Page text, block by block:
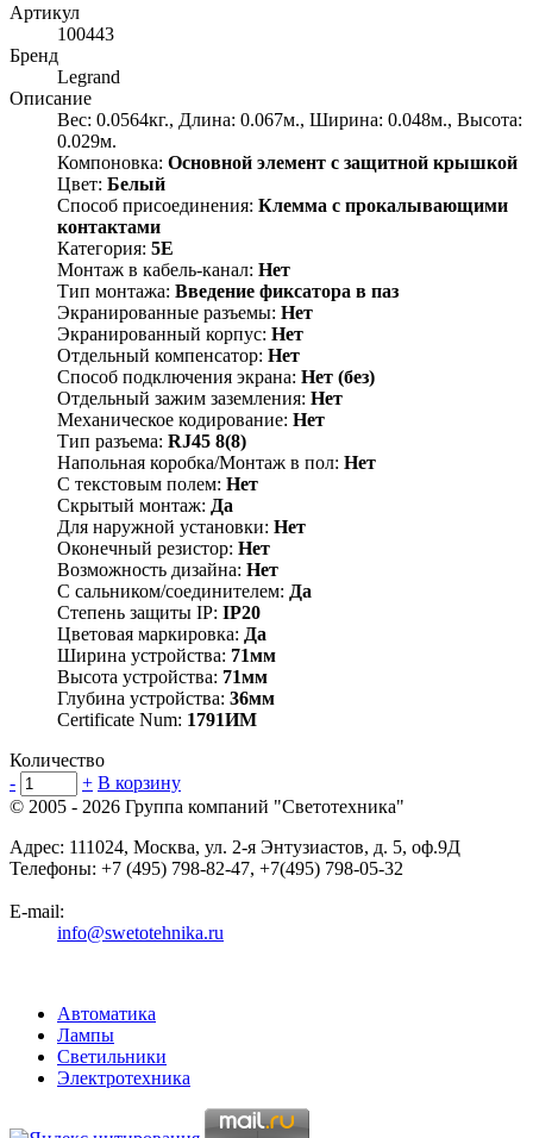
Артикул
100443
Бренд
Legrand
Описание
Вес: 0.0564кг., Длина: 0.067м., Ширина: 0.048м., Высота:
0.029м.
Компоновка: Основной элемент с защитной крышкой
Цвет: Белый
Способ присоединения: Клемма с прокалывающими
контактами
Категория: 5E
Монтаж в кабель-канал: Нет
Тип монтажа: Введение фиксатора в паз
Экранированные разъемы: Нет
Экранированный корпус: Нет
Отдельный компенсатор: Нет
Способ подключения экрана: Нет (без)
Отдельный зажим заземления: Нет
Механическое кодирование: Нет
Тип разъема: RJ45 8(8)
Напольная коробка/Монтаж в пол: Нет
С текстовым полем: Нет
Скрытый монтаж: Да
Для наружной установки: Нет
Оконечный резистор: Нет
Возможность дизайна: Нет
С сальником/соединителем: Да
Степень защиты IP: IP20
Цветовая маркировка: Да
Ширина устройства: 71мм
Высота устройства: 71мм
Глубина устройства: 36мм
Certificate Num: 1791ИМ
Количество
-
+ В корзину
© 2005 - 2026 Группа компаний "Светотехника"
Адрес: 111024, Москва, ул. 2-я Энтузиастов, д. 5, оф.9Д
Телефоны: +7 (495) 798-82-47, +7(495) 798-05-32
E-mail:
info@swetotehnika.ru
Автоматика
Лампы
Светильники
Электротехника